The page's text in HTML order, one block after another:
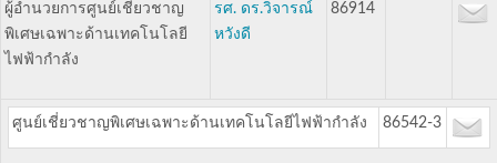
ผู้อำนวยการศูนย์เชี่ยวชาญ
พิเศษเฉพาะด้านเทคโนโลยี
ไฟฟ้ากำลัง
รศ. ดร.วิจารณ์
หวังดี
86914
ศูนย์เชี่ยวชาญพิเศษเฉพาะด้านเทคโนโลยีไฟฟ้ากำลัง 86542-3